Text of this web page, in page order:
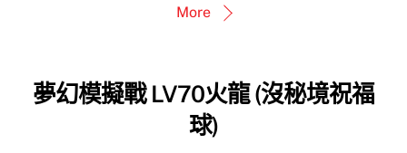
More
夢幻模擬戰 LV70火龍 (沒秘境祝福
球)